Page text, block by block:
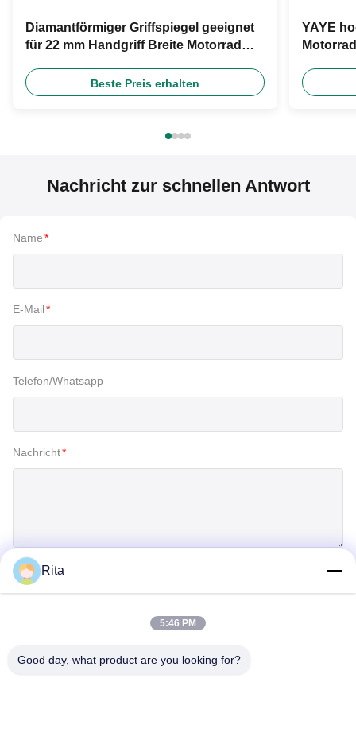
Diamantförmiger Griffspiegel geeignet
für 22 mm Handgriff Breite Motorrad
UniversalzubehörBeste Preis erhalten
YAYE
Nachricht zur schnellen Antwort
Name*
E-Mail*
Telefon/Whatsapp
Nachricht*
Rita
5:46 PM
Good day, what product are you looking for?